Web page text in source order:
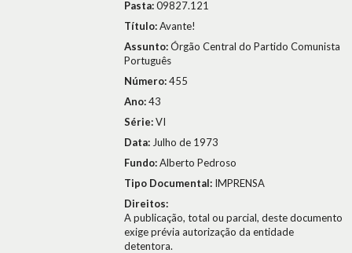
Pasta:09827.121
Título:Avante!
Assunto:Órgão Central do Partido Comunista
Português
Número:455
Ano:43
Série:VI
Data: Julho de 1973
Fundo:Alberto Pedroso
Tipo Documental: IMPRENSA
Direitos:
A publicação, total ou parcial, deste documento
exige prévia autorização da entidade
detentora.